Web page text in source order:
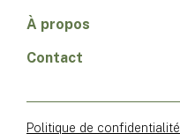
À propos
Contact
Politique de confidentialité